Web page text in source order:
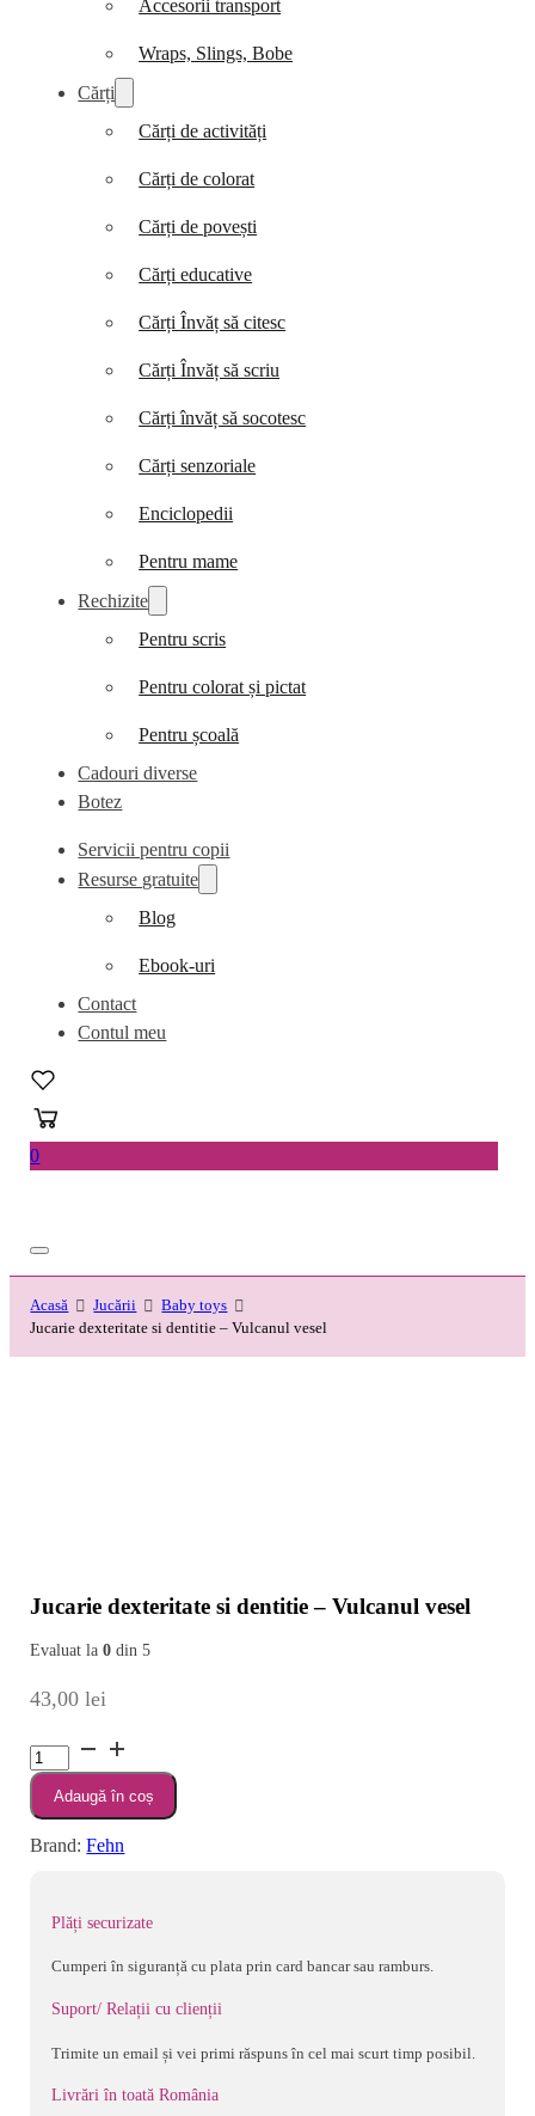
Accesorii transport
Wraps, Slings, Bobe
Cărți
Cărți de activități
Cărți de colorat
Cărți de povești
Cărți educative
Cărți Învăț să citesc
Cărți Învăț să scriu
Cărți învăț să socotesc
Cărți senzoriale
Enciclopedii
Pentru mame
Rechizite
Pentru scris
Pentru colorat și pictat
Pentru școală
Cadouri diverse
Botez
Servicii pentru copii
Resurse gratuite
Blog
Ebook-uri
Contact
Contul meu
0
Acasă Jucării
Baby toys
Jucarie dexteritate si dentitie – Vulcanul vesel
Jucarie dexteritate si dentitie – Vulcanul vesel
Evaluat la0 din 5
43,00lei
Cantitate
Jucarie
dexteritate
si
Vulcanul
Adaugă în coș
Brand:Fehn
Plăți securizate
Cumperi în siguranță cu plata prin card bancar sau ramburs.
Suport/ Relații cu clienții
Trimite un email și vei primi răspuns în cel mai scurt timp posibil.
Livrări în toată România